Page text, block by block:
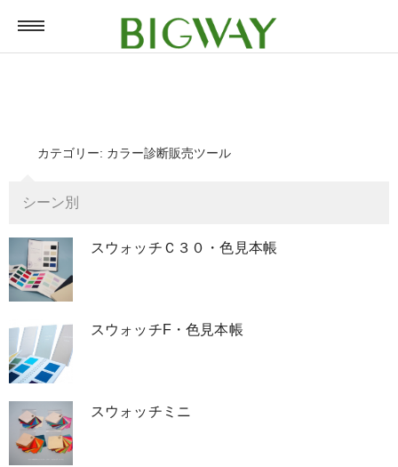
ごあいさつ
会社概要
事業概要
会社アクセス
製品ご案内
カテゴリー: カラー診断販売ツール
シーン別
スウォッチＣ３０・色見本帳
スウォッチF・色見本帳
スウォッチミニ